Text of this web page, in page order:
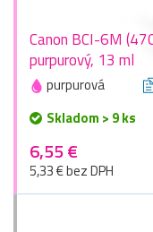
Canon BCI-6M
purpurový, 13 ml
purpurová
Skladom > 9 ks
6,55 €
5,33 € bez DPH